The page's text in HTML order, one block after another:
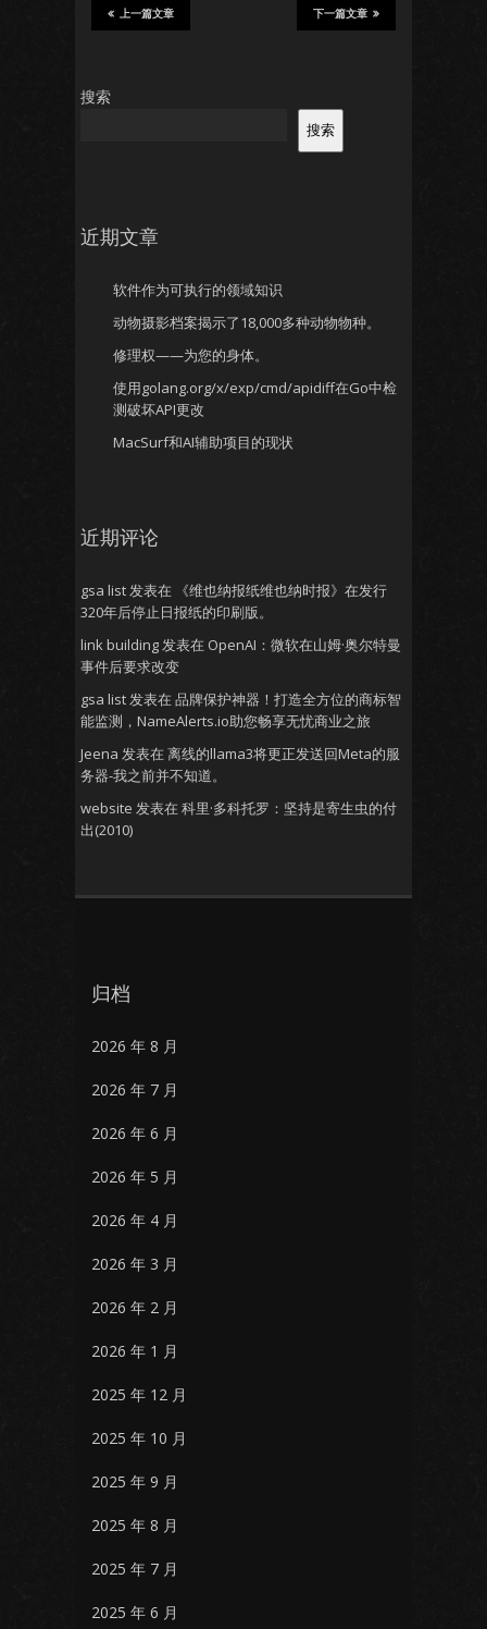
下一篇文章
上一篇文章
搜索
搜索
近期文章
软件作为可执行的领域知识
动物摄影档案揭示了18,000多种动物物种。
修理权——为您的身体。
使用golang.org/x/exp/cmd/apidiff在Go中检
测破坏API更改
MacSurf和AI辅助项目的现状
近期评论
gsa list发表在
《维也纳报纸维也纳时报》在发行
320年后停止日报纸的印刷版。
link building发表在 OpenAI：微软在山姆·奥尔特曼
事件后要求改变
gsa list发表在 品牌保护神器！打造全方位的商标智
能监测，NameAlerts.io助您畅享无忧商业之旅
Jeena 发表在 离线的llama3将更正发送回Meta的服
务器-我之前并不知道。
website 发表在 科里·多科托罗：坚持是寄生虫的付
出(2010)
归档
2026 年 8 月
2026 年 7 月
2026 年 6 月
2026 年 5 月
2026 年 4 月
2026 年 3 月
2026 年 2 月
2026 年 1 月
2025 年 12 月
2025 年 10 月
2025 年 9 月
2025 年 8 月
2025 年 7 月
2025 年 6 月